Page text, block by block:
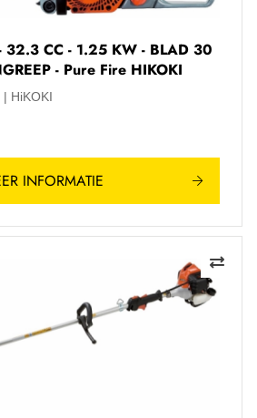
32.3 CC - 1.25 KW - BLAD 30
- Pure Fire HIKOKI
HiKOKI
INFORMATIE